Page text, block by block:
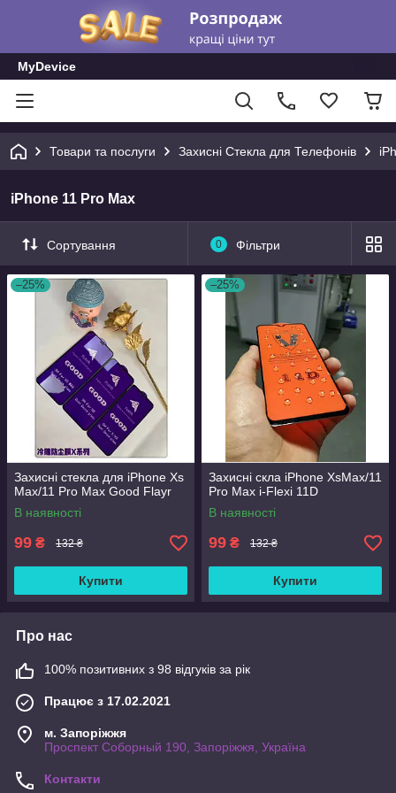
MyDevice
Товари та послуги Захисні Стекла для Телефонів
iPhone 11 Pro Max
Сортування 0 Фільтри
–25%
Захисні стекла для iPhone Xs
Max/11 Pro Max Good Flayr
В наявності
99 ₴ 132 ₴
Купити
–25%
Захисні скла iPhone XsMax/11
Pro Max i-Flexi 11D
В наявності
99 ₴ 132 ₴
Купити
Про нас
100% позитивних з 98 відгуків за рік
Працює з 17.02.2021
м. Запоріжжя
Проспект Соборный 190, Запоріжжя, Україна
Контакти